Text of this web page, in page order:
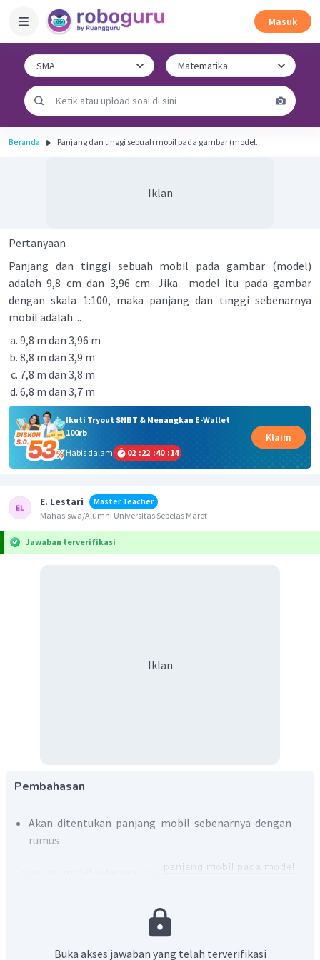
Masuk
Beranda Panjang dan tinggi sebuah mobil pada gambar (model...
Iklan
Pertanyaan
Panjang dan tinggi sebuah mobil pada gambar (model)
adalah 9,8 cm dan 3,96 cm. Jika model itu pada gambar
dengan skala 1:100, maka panjang dan tinggi sebenarnya
mobil adalah ...
9,8 m dan 3,96 m
8,8 m dan 3,9 m
7,8 m dan 3,8 m
6,8 m dan 3,7 m
Ikuti Tryout SNBT & Menangkan E-Wallet
100rb
Habis dalam
02 :22 :40 :14
Klaim
E. Lestari
Master Teacher
Mahasiswa/Alumni Universitas Sebelas Maret
Jawaban terverifikasi
Iklan
Pembahasan
Akan ditentukan panjang mobil sebenarnya dengan
rumus
Buka akses jawaban yang telah terverifikasi